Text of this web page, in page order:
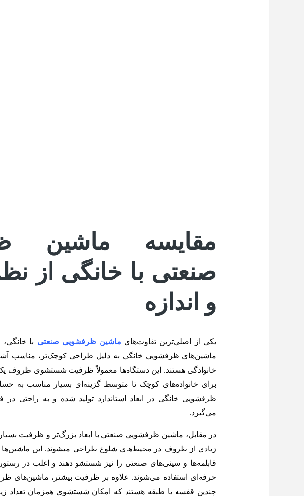
مقایسه ماشین
صنعتی با خانگی از
و اندازه
یکی از اصلی‌ترین تفاوت‌های ماشین ظرفشویی صنعتی با
ماشین‌های ظرفشویی خانگی به دلیل طراحی کوچک‌تر، مناسب
خانوادگی هستند. این دستگاه‌ها معمولاً ظرفیت شستشوی ظروف یک
برای خانواده‌های کوچک تا متوسط گزینه‌ای بسیار مناسب به
ظرفشویی خانگی در ابعاد استاندارد تولید شده و به راحتی در
می‌گیرد.
در مقابل، ماشین‌ ظرفشویی صنعتی با ابعاد بزرگ‌تر و ظرفیت
زیادی از ظروف در محیط‌های شلوغ طراحی میشوند. این ماشین‌ها
قابلمه‌ها و سینی‌های صنعتی را نیز شستشو دهند و اغلب در
حرفه‌ای استفاده می‌شوند. علاوه بر ظرفیت بیشتر، ماشین‌های
چندین قفسه یا طبقه هستند که امکان شستشوی همزمان تعداد